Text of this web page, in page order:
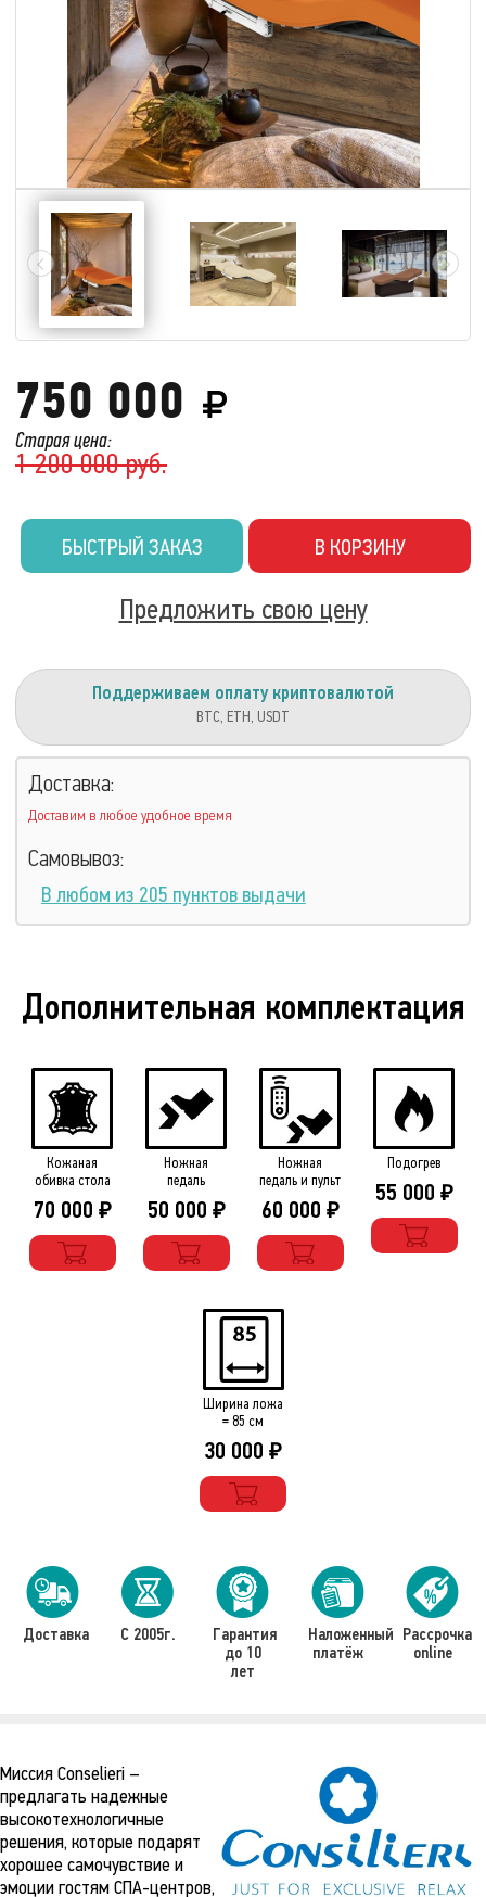
Старая цена:
1 200 000 руб.
750 000
БЫСТРЫЙ ЗАКАЗ В КОРЗИНУ
Предложить свою цену
Поддерживаем оплату криптовалютой
BTC, ETH, USDT
Доставка:
Доставим в любое удобное время
Самовывоз:
В любом из 205 пунктов выдачи
Дополнительная комплектация
Кожаная
обивка стола
70 000 ₽
Ножная
педаль
50 000 ₽
Ножная
педаль и пульт
60 000 ₽
Подогрев
55 000 ₽
Ширина ложа
= 85 см
30 000 ₽
Доставка С 2005г.
Гарантия
до 10
лет
Наложенный
платёж
Рассрочка
online
Миссия Conselieri –
предлагать надежные
высокотехнологичные
решения, которые подарят
хорошее самочувствие и
эмоции гостям СПА-центров,